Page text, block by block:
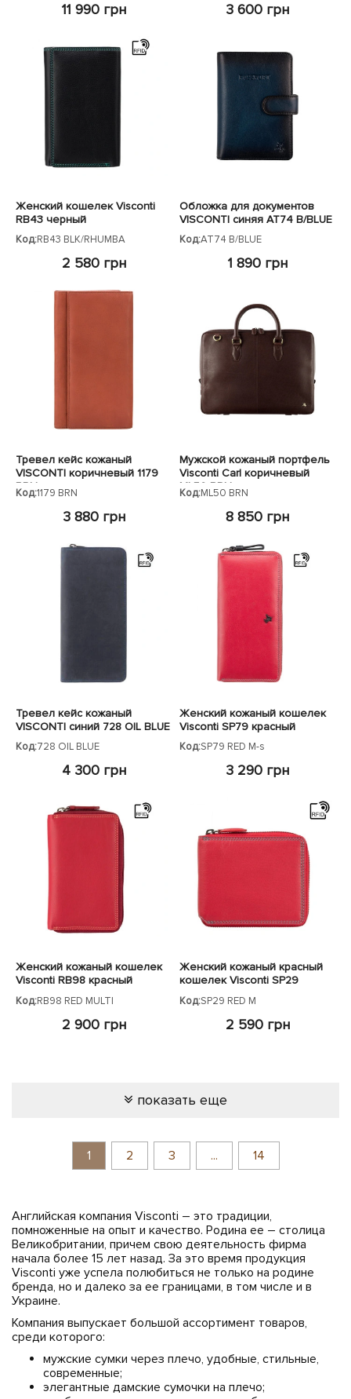
11 990 грн 3 600 грн
Женский кошелек Visconti
RB43 черный
Код:RB43 BLK/RHUMBA
2 580 грн
Обложка для документов
VISCONTI синяя AT74 B/BLUE
Код:AT74 B/BLUE
1 890 грн
Тревел кейс кожаный
VISCONTI коричневый 1179
BRN
Код:1179 BRN
3 880 грн
Мужской кожаный портфель
Visconti Carl коричневый
ML50 BRN
Код:ML50 BRN
8 850 грн
Тревел кейс кожаный
VISCONTI синий 728 OIL BLUE
Код:728 OIL BLUE
4 300 грн
Женский кожаный кошелек
Visconti SP79 красный
Код:SP79 RED M-s
3 290 грн
Женский кожаный кошелек
Visconti RB98 красный
Код:RB98 RED MULTI
2 900 грн
Женский кожаный красный
кошелек Visconti SP29
Код:SP29 RED M
2 590 грн
показать еще
1 2 3 ... 14
Английская компания Visconti – это традиции,
помноженные на опыт и качество. Родина ее – столица
Великобритании, причем свою деятельность фирма
начала более 15 лет назад. За это время продукция
Visconti уже успела полюбиться не только на родине
бренда, но и далеко за ее границами, в том числе и в
Украине.
Компания выпускает большой ассортимент товаров,
среди которого:
мужские сумки через плечо, удобные, стильные,
современные;
элегантные дамские сумочки на плечо;